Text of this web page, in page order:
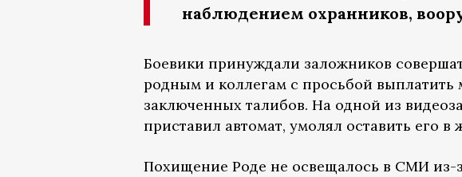
наблюдением охранников,
Боевики принуждали заложников
родным и коллегам с просьбой
заключенных талибов. На одной из
приставил автомат, умолял оставить его в
Похищение Роде не освещалось в СМИ из-